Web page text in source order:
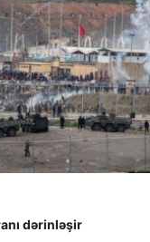
dərinləşir